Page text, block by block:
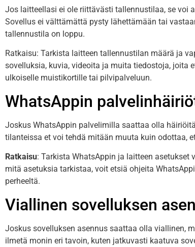
Jos laitteellasi ei ole riittävästi tallennustilaa, se voi
Sovellus ei välttämättä pysty lähettämään tai
tallennustila on loppu.
Ratkaisu: Tarkista laitteen tallennustilan määrä ja
sovelluksia, kuvia, videoita ja muita tiedostoja, joita
ulkoiselle muistikortille tai pilvipalveluun.
WhatsAppin
Joskus WhatsAppin palvelimilla saattaa olla
tilanteissa et voi tehdä mitään muuta kuin odottaa,
Ratkaisu: Tarkista WhatsAppin ja laitteen asetukset
mitä asetuksia tarkistaa, voit etsiä ohjeita
perheeltä.
Viallinen sovelluksen
Joskus sovelluksen asennus saattaa olla viallinen,
ilmetä monin eri tavoin, kuten jatkuvasti kaatuva